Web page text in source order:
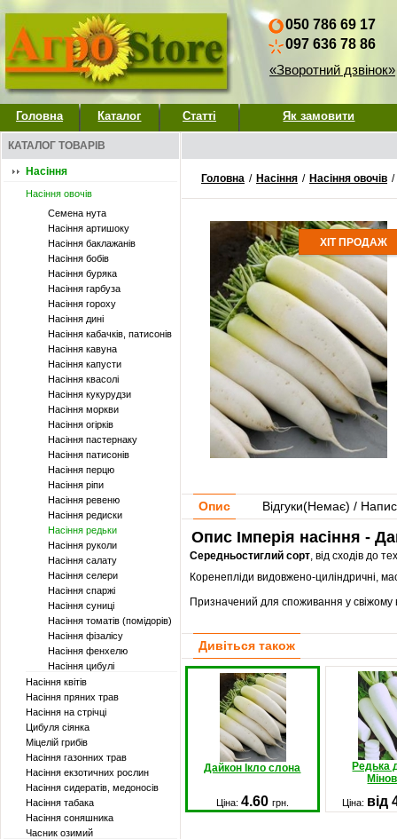
050 786 69 17
097 636 78 86
«Зворотний дзвінок»
Головна Каталог Статті Як замовити
КАТАЛОГ ТОВАРІВ
Насіння
Насіння овочів
Семена нута
Насіння артишоку
Насіння баклажанів
Насіння бобів
Насіння буряка
Насіння гарбуза
Насіння гороху
Насіння дині
Насіння кабачків, патисонів
Насіння кавуна
Насіння капусти
Насіння квасолі
Насіння кукурудзи
Насіння моркви
Насіння огірків
Насіння пастернаку
Насіння патисонів
Насіння перцю
Насіння ріпи
Насіння ревеню
Насіння редиски
Насіння редьки
Насіння руколи
Насіння салату
Насіння селери
Насіння спаржі
Насіння суниці
Насіння томатів (помідорів)
Насіння фізалісу
Насіння фенхелю
Насіння цибулі
Насіння квітів
Насіння пряних трав
Насіння на стрічці
Цибуля сіянка
Міцелій грибів
Насіння газонних трав
Насіння екзотичних рослин
Насіння сидератів, медоносів
Насіння табака
Насіння соняшника
Часник озимий
Головна / Насіння / Насіння овочів /
ХІТ ПРОДАЖ
Опис Відгуки(Немає) /
Опис Імперія насіння -
Середньостиглий сорт, від сходів до
Коренепліди видовжено-циліндричні,
Призначений для споживання у свіжому
Дивіться також
Дайкон Ікло слона
Редька
Ціна: 4.60 грн. Ціна: від